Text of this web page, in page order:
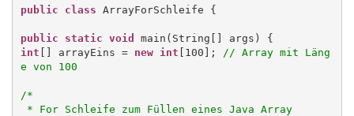
public class ArrayForSchleife {
public static void
int [] arrayEins = new int [100];
// Array mit Läng
e von 100
/*